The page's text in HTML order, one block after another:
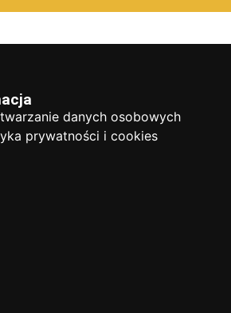
danych osobowych
prywatności i cookies